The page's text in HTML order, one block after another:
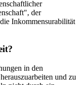
der
Inkommensurabilität
in den
und zu